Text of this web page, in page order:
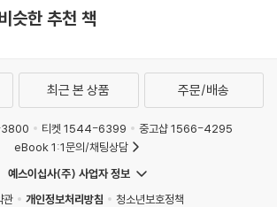
금
자색 양파처럼 굴러 나오고
이지 않는 한마디
‘사랑’은 진은영 시 특유의 탁월하고 섬세한 은유를
의 이름으로(“과거에게 그랬듯 미래에게도 아첨하
때로는 변신과 불멸을 꾀하는 마법의 주문으로(“너는
슷한 추천 책
최근 본 상품 주문/배송
3800 티켓 1544-6399
중고샵 1566-4295
eBook 1:1문의/채팅상담
예스이십사(주) 사업자 정보
관
개인정보처리방침 청소년보호정책